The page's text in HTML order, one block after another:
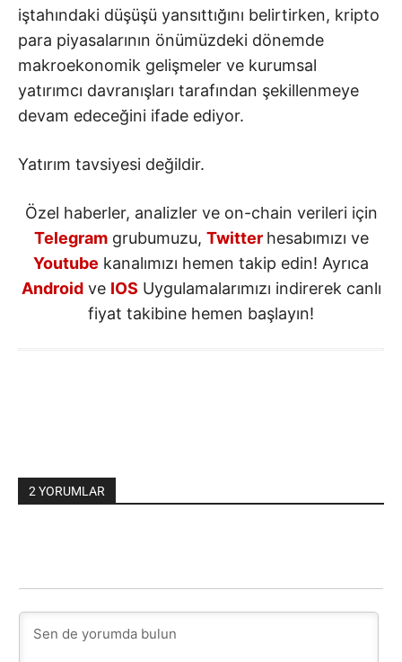
iştahındaki düşüşü yansıttığını belirtirken, kripto
para piyasalarının önümüzdeki dönemde
makroekonomik gelişmeler ve kurumsal
yatırımcı davranışları tarafından şekillenmeye
devam edeceğini ifade ediyor.
Yatırım tavsiyesi değildir.
Özel haberler, analizler ve on-chain verileri için
Telegramgrubumuzu, Twitter hesabımızı ve
Youtube kanalımızı hemen takip edin! Ayrıca
Androidve IOS Uygulamalarımızı indirerek canlı
fiyat takibine hemen başlayın!
2 YORUMLAR